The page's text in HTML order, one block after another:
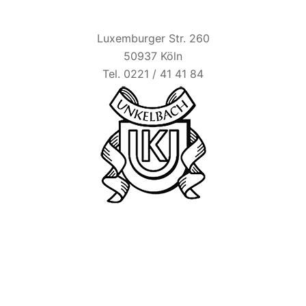
Luxemburger Str. 260
50937 Köln
Tel. 0221 / 41 41 84